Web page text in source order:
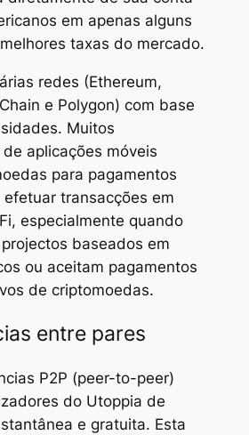
em apenas alguns
taxas do mercado.
redes (Ethereum,
e Polygon) com base
Muitos
aplicações móveis
para pagamentos
transacções em
especialmente quando
baseados em
ou aceitam pagamentos
de criptomoedas.
entre pares
P2P (peer-to-peer)
do Utoppia de
e gratuita. Esta